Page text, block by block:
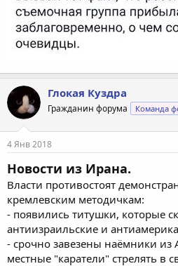
Глокая Куздра
Гражданин форума Команда
4 Янв 2018
Новости из Ирана.
Власти противостоят
кремлевским методичкам:
- появились титушки, которые
антиизраильские и
- срочно завезены наёмники из
местные "каратели" стрелять в